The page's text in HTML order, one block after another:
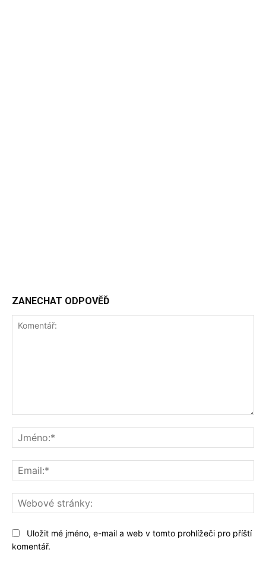
ZANECHAT ODPOVĚĎ
Uložit mé jméno, e-mail a web v tomto prohlížeči pro příští
komentář.